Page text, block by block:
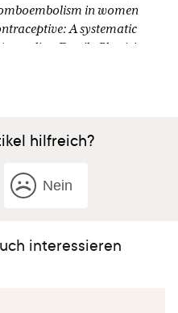
in women
A systematic
Family Physician.
FR, Vlieg AV,
Society for
hormonal
thromboembolism from use
different progestogens
hilfreich?
Nein
interessieren